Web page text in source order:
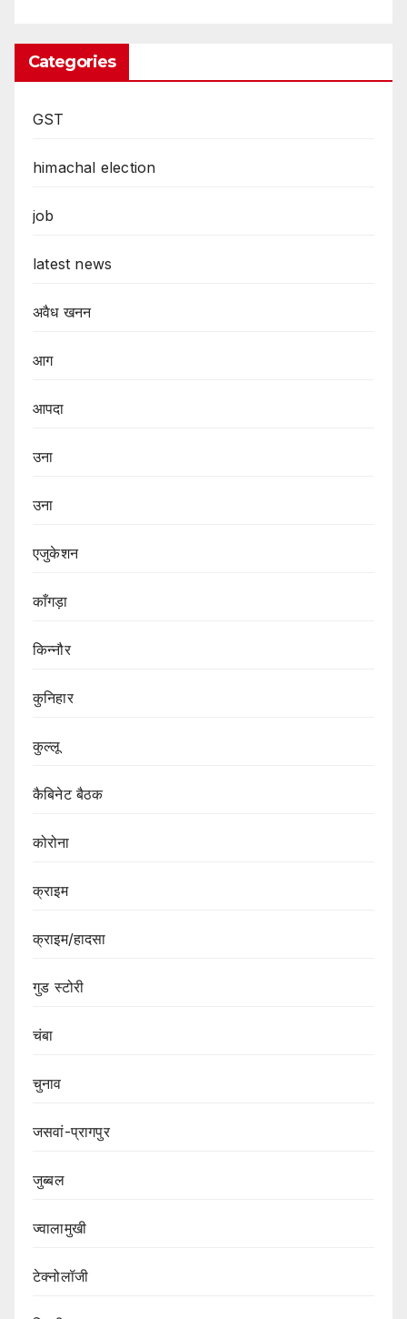
Categories
GST
himachal election
job
latest news
अवैध खनन
आग
आपदा
उना
उना
एजुकेशन
काँगड़ा
किन्नौर
कुनिहार
कुल्लू
कैबिनेट बैठक
कोरोना
क्राइम
क्राइम/हादसा
गुड स्टोरी
चंबा
चुनाव
जसवां-प्रागपुर
जुब्बल
ज्वालामुखी
टेक्नोलॉजी